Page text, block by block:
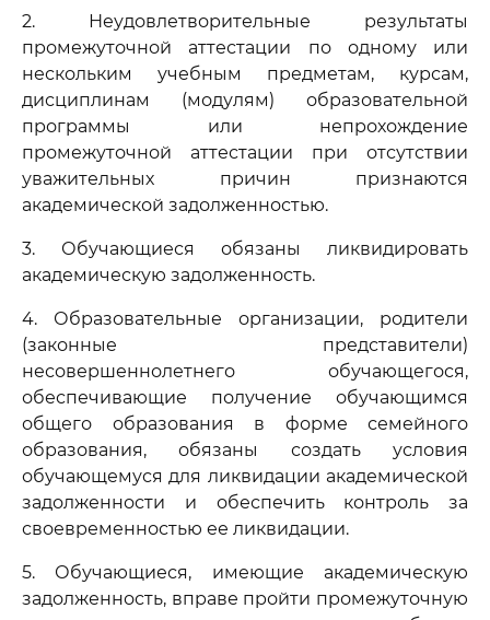
2. Неудовлетворительные результаты
промежуточной аттестации по одному или
нескольким учебным предметам, курсам,
дисциплинам (модулям) образовательной
программы или непрохождение
промежуточной аттестации при отсутствии
уважительных причин признаются
академической задолженностью.
3. Обучающиеся обязаны ликвидировать
академическую задолженность.
4. Образовательные организации, родители
(законные представители)
несовершеннолетнего обучающегося,
обеспечивающие получение обучающимся
общего образования в форме семейного
образования, обязаны создать условия
обучающемуся для ликвидации академической
задолженности и обеспечить контроль за
своевременностью ее ликвидации.
5. Обучающиеся, имеющие академическую
задолженность, вправе пройти промежуточную